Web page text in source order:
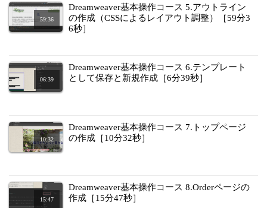
59:36
Dreamweaver基本操作コース 5.アウトライン
の作成（CSSによるレイアウト調整）［59分3
6秒］
06:39
Dreamweaver基本操作コース 6.テンプレート
として保存と新規作成［6分39秒］
10:32
Dreamweaver基本操作コース 7.トップページ
の作成［10分32秒］
15:47
Dreamweaver基本操作コース 8.Orderページの
作成［15分47秒］